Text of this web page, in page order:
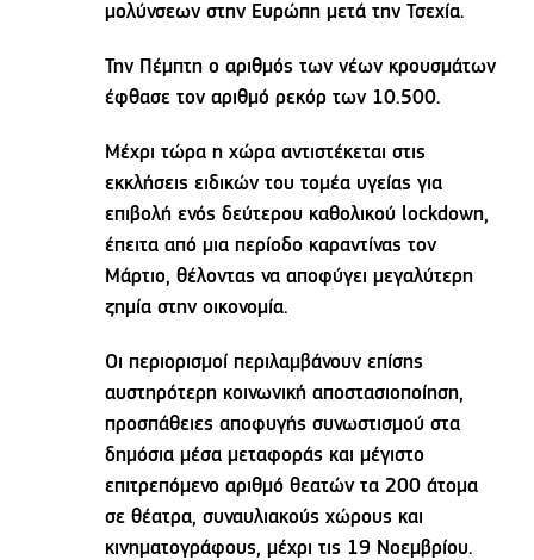
μολύνσεων στην Ευρώπη μετά την Τσεχία.
Την Πέμπτη ο αριθμός των νέων κρουσμάτων
έφθασε τον αριθμό ρεκόρ των 10.500.
Μέχρι τώρα η χώρα αντιστέκεται στις
εκκλήσεις ειδικών του τομέα υγείας για
επιβολή ενός δεύτερου καθολικού lockdown,
έπειτα από μια περίοδο καραντίνας τον
Μάρτιο, θέλοντας να αποφύγει μεγαλύτερη
ζημία στην οικονομία.
Οι περιορισμοί περιλαμβάνουν επίσης
αυστηρότερη κοινωνική αποστασιοποίηση,
προσπάθειες αποφυγής συνωστισμού στα
δημόσια μέσα μεταφοράς και μέγιστο
επιτρεπόμενο αριθμό θεατών τα 200 άτομα
σε θέατρα, συναυλιακούς χώρους και
κινηματογράφους, μέχρι τις 19 Νοεμβρίου.